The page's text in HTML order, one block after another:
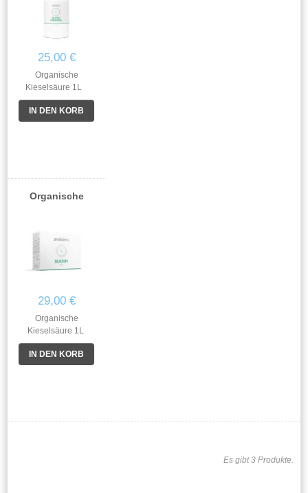
25,00 €
Organische
Kieselsäure 1L
Herbal Complex
- Gewicht netto
1040g,- 1L-Flasche
IN DEN KORB
Organische
29,00 €
Organische
Kieselsäure 1L
Nahrungsergänzungsmittel
Herbal Complex -
Nettogewicht 71 g-
IN DEN KORB
Es gibt 3 Produkte.